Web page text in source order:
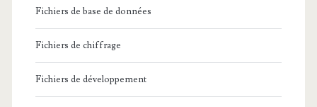
Fichiers de base de données
Fichiers de chiffrage
Fichiers de développement